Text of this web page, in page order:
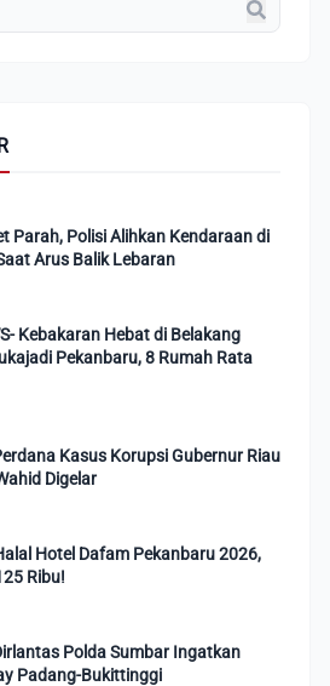
Parah, Polisi Alihkan Kendaraan di
Arus Balik Lebaran
Kebakaran Hebat di Belakang
Pekanbaru, 8 Rumah Rata
Kasus Korupsi Gubernur Riau
Digelar
Hotel Dafam Pekanbaru 2026,
Ribu!
Polda Sumbar Ingatkan
Padang-Bukittinggi